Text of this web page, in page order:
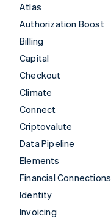
Atlas
Authorization Boost
Billing
Capital
Checkout
Climate
Connect
Criptovalute
Data Pipeline
Elements
Financial Connections
Identity
Invoicing